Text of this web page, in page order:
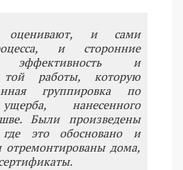
оценивают, и сами
и сторонние
эффективность и
той работы, которую
группировка по
нанесенного
Были произведены
это обосновано и
дома,